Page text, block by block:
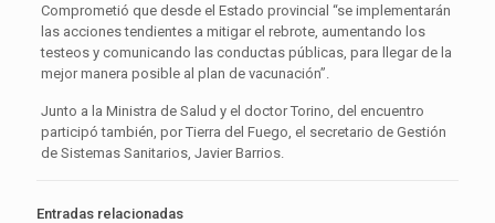
Comprometió que desde el Estado provincial “se implementarán
las acciones tendientes a mitigar el rebrote, aumentando los
testeos y comunicando las conductas públicas, para llegar de la
mejor manera posible al plan de vacunación”.
Junto a la Ministra de Salud y el doctor Torino, del encuentro
participó también, por Tierra del Fuego, el secretario de Gestión
de Sistemas Sanitarios, Javier Barrios.
Entradas relacionadas